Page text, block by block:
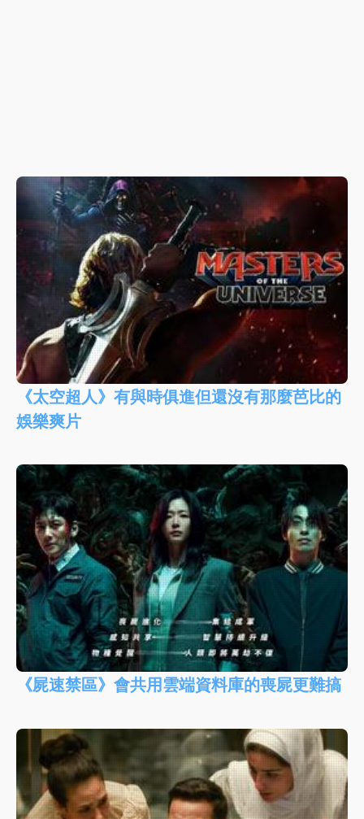
《太空超人》有與時俱進但還沒有那麼芭比的
娛樂爽片
《屍速禁區》會共用雲端資料庫的喪屍更難搞